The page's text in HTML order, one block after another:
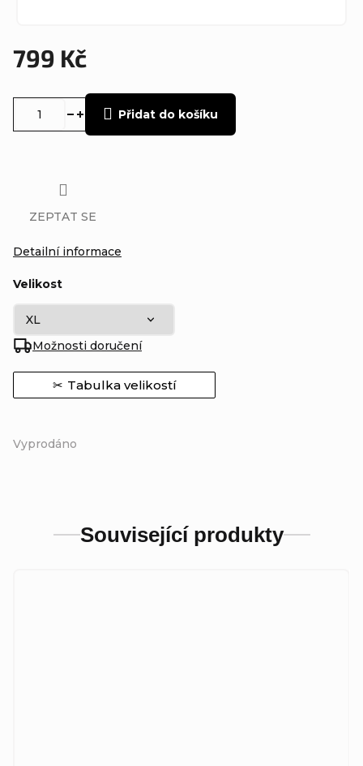
799 Kč
Vyprodáno
Velikost
Možnosti doručení
Tabulka velikostí
Přidat do košíku
Detailní informace
ZEPTAT SE
Související produkty